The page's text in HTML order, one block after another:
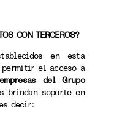
CON TERCEROS?
en esta
el acceso a
del Grupo
brindan soporte en
decir: